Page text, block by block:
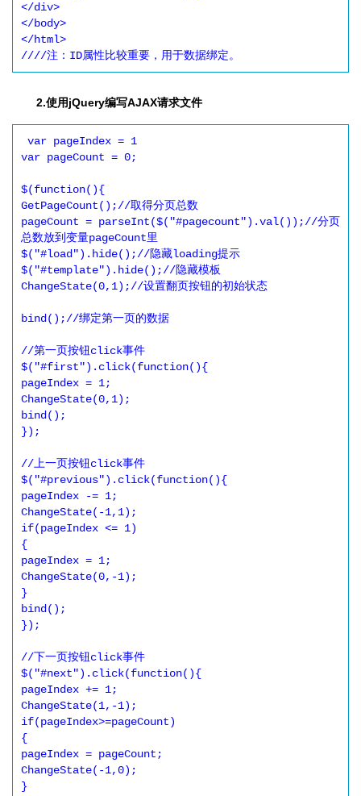
</div>
</body>
</html>
2.使用jQuery编写AJAX请求文件
var pageCount = 0;
$(function(){
GetPageCount();//取得分页总数
pageCount = parseInt($("#pagecount").val());//分页
总数放到变量pageCount里
$("#load").hide();//隐藏loading提示
$("#template").hide();//隐藏模板
ChangeState(0,1);//设置翻页按钮的初始状态
bind();//绑定第一页的数据
//第一页按钮click事件
$("#first").click(function(){
pageIndex = 1;
ChangeState(0,1);
bind();
});
//上一页按钮click事件
$("#previous").click(function(){
pageIndex -= 1;
ChangeState(-1,1);
if(pageIndex <= 1)
{
pageIndex = 1;
ChangeState(0,-1);
}
bind();
});
//下一页按钮click事件
$("#next").click(function(){
pageIndex += 1;
ChangeState(1,-1);
if(pageIndex>=pageCount)
{
pageIndex = pageCount;
ChangeState(-1,0);
}